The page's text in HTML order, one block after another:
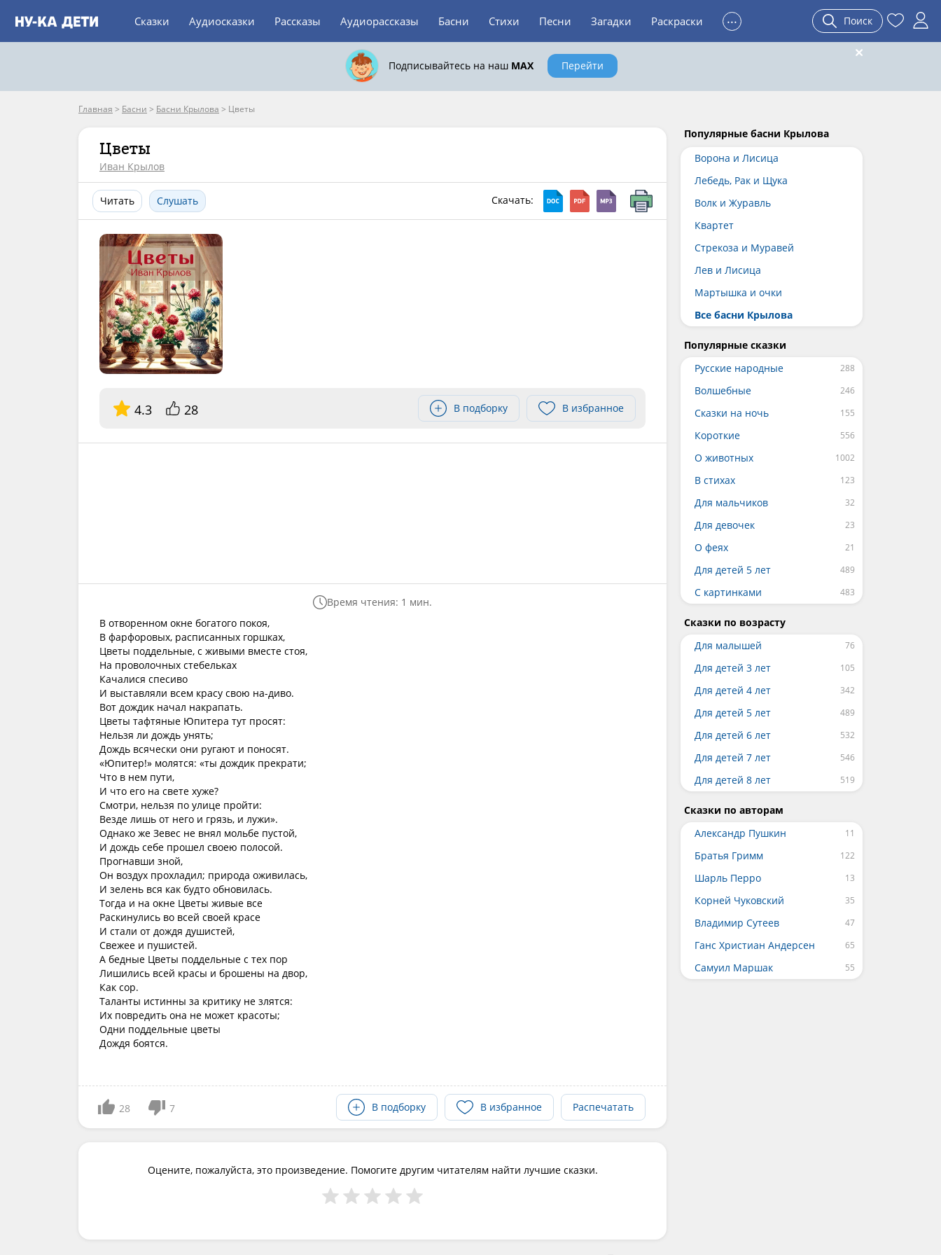
Сказки Аудиосказки Рассказы Аудиорассказы Басни Стихи Песни Загадки Раскраски ... Поиск
Подписывайтесь на наш MAX Перейти
Главная > Басни > Басни Крылова > Цветы
Цветы
Иван Крылов
Читать Слушать Скачать:
4.3 28 В подборку В избранное
Время чтения: 1 мин.
В отворенном окне богатого покоя,
В фарфоровых, расписанных горшках,
Цветы поддельные, с живыми вместе стоя,
На проволочных стебельках
Качалися спесиво
И выставляли всем красу свою на-диво.
Вот дождик начал накрапать.
Цветы тафтяные Юпитера тут просят:
Нельзя ли дождь унять;
Дождь всячески они ругают и поносят.
«Юпитер!» молятся: «ты дождик прекрати;
Что в нем пути,
И что его на свете хуже?
Смотри, нельзя по улице пройти:
Везде лишь от него и грязь, и лужи».
Однако же Зевес не внял мольбе пустой,
И дождь себе прошел своею полосой.
Прогнавши зной,
Он воздух прохладил; природа оживилась,
И зелень вся как будто обновилась.
Тогда и на окне Цветы живые все
Раскинулись во всей своей красе
И стали от дождя душистей,
Свежее и пушистей.
А бедные Цветы поддельные с тех пор
Лишились всей красы и брошены на двор,
Как сор.
Таланты истинны за критику не злятся:
Их повредить она не может красоты;
Одни поддельные цветы
Дождя боятся.
28 7 В подборку В избранное Распечатать
Оцените, пожалуйста, это произведение. Помогите другим читателям найти лучшие сказки.
Популярные басни Крылова
Ворона и Лисица
Лебедь, Рак и Щука
Волк и Журавль
Квартет
Стрекоза и Муравей
Лев и Лисица
Мартышка и очки
Все басни Крылова
Популярные сказки
Русские народные
Волшебные
Сказки на ночь
Короткие
О животных
В стихах
Для мальчиков
Для девочек
О феях
Для детей 5 лет
С картинками
Сказки по возрасту
Для малышей
Для детей 3 лет
Для детей 4 лет
Для детей 5 лет
Для детей 6 лет
Для детей 7 лет
Для детей 8 лет
Сказки по авторам
Александр Пушкин
Братья Гримм
Шарль Перро
Корней Чуковский
Владимир Сутеев
Ганс Христиан Андерсен
Самуил Маршак